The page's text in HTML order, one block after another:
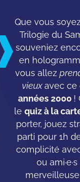
Que vous
Trilogie du
souveniez
en
vous allez
vieuxavec ce
années 2000 !
lequiz à la
porter, jouez
parti pour 1h
complicité
ou